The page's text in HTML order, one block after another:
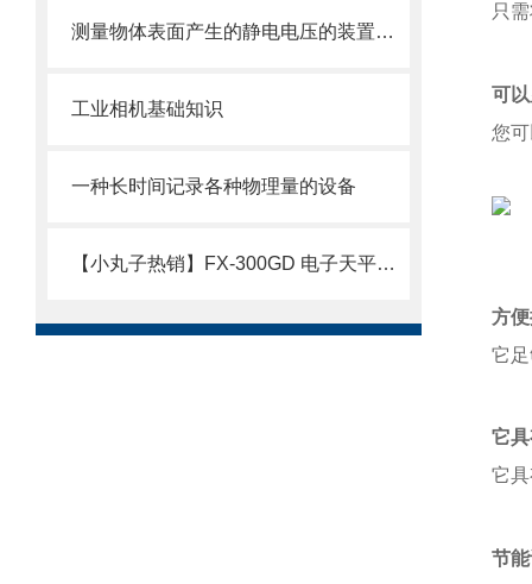
测量物体表面产生的静电电压的装置——静电计
工业相机基础知识
一种长时间记录各种物理量的设备
【小丸子热销】FX-300GD 电子天平，日本原装
只
可
您
方
它
它
它
节